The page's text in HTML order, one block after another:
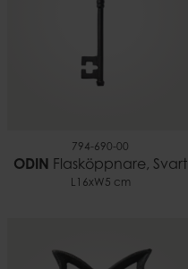
794-690-00
ODIN Flasköppnare, Svart
L16xW5 cm